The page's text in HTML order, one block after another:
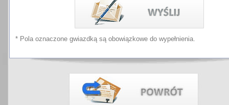
* Pola oznaczone gwiazdką są obowiązkowe do wypełnienia.